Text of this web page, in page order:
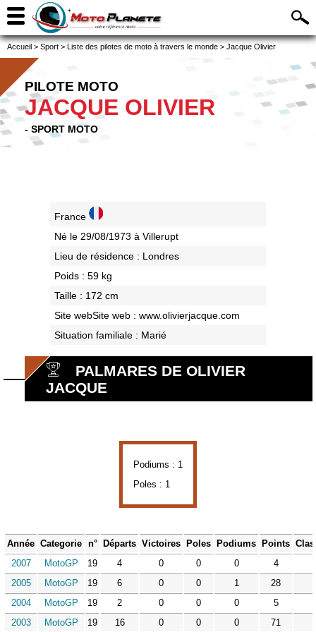
Accueil > Sport > Liste des pilotes de moto à travers le monde > Jacque Olivier
PILOTE MOTO
JACQUE OLIVIER
- SPORT MOTO
France
Né le 29/08/1973 à Villerupt
Lieu de résidence : Londres
Poids : 59 kg
Taille : 172 cm
Site webSite web : www.olivierjacque.com
Situation familiale : Marié
PALMARES DE OLIVIER
JACQUE
Podiums : 1
Poles : 1
Année Categorie n° Départs Victoires Poles Podiums Points
2007
MotoGP 19 4 0 0 0
4
2005
MotoGP 19 6 0 0 1
28
2004
MotoGP 19 2 0 0 0
5
2003
MotoGP 19 16 0 0 0 71